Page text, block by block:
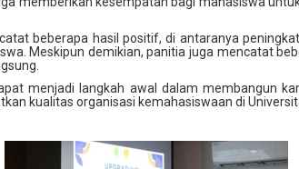
beberapa hasil positif, di antaranya
Meskipun demikian, panitia juga mencatat
menjadi langkah awal dalam membangun
kualitas organisasi kemahasiswaan di